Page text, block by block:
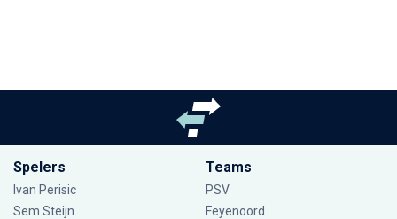
Spelers
Ivan Perisic
Sem Steijn
Teams
PSV
Feyenoord